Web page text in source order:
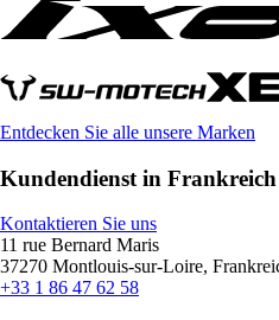
Entdecken Sie alle unsere Marken
Kundendienst in Frankreich
Kontaktieren Sie uns
11 rue Bernard Maris
37270 Montlouis-sur-Loire,
+33 1 86 47 62 58